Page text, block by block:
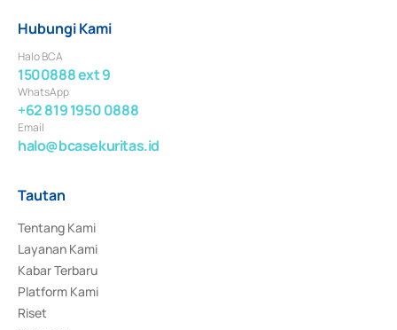
Hubungi Kami
Halo BCA
1500888 ext 9
WhatsApp
+62 819 1950 0888
Email
halo@bcasekuritas.id
Tautan
Tentang Kami
Layanan Kami
Kabar Terbaru
Platform Kami
Riset